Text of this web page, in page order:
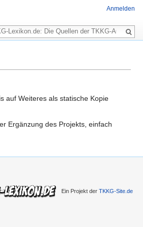
auf Weiteres als statische Kopie
Ergänzung des Projekts, einfach
Anmelden
Ein Projekt der TKKG-Site.de